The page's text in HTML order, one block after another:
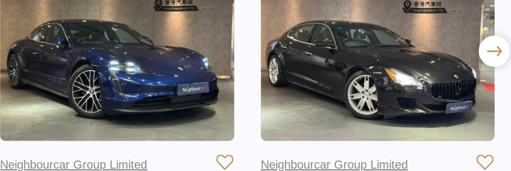
Neighbourcar Group Limited Neighbourcar Group Limited